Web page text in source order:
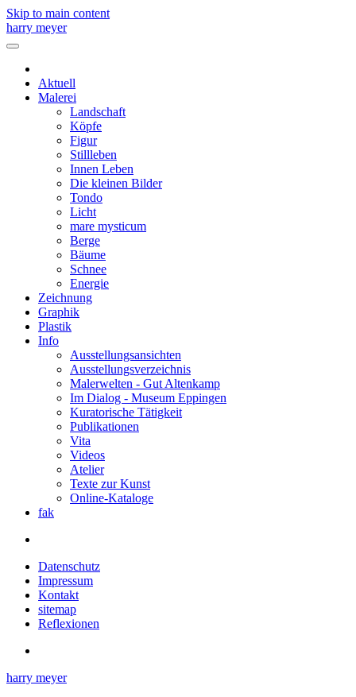
Skip to main content
harry meyer
Aktuell
Malerei
Landschaft
Köpfe
Figur
Stillleben
Innen Leben
Die kleinen Bilder
Tondo
Licht
mare mysticum
Berge
Bäume
Schnee
Energie
Zeichnung
Graphik
Plastik
Info
Ausstellungsansichten
Ausstellungsverzeichnis
Malerwelten - Gut Altenkamp
Im Dialog - Museum Eppingen
Kuratorische Tätigkeit
Publikationen
Vita
Videos
Atelier
Texte zur Kunst
Online-Kataloge
fak
Datenschutz
Impressum
Kontakt
sitemap
Reflexionen
harry meyer